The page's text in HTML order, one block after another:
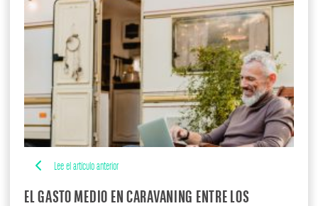
Lee el artículo anterior
EL GASTO MEDIO EN CARAVANING ENTRE LOS